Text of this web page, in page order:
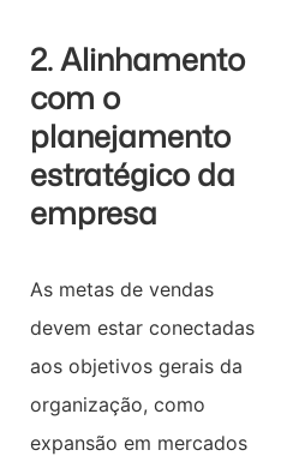
2. Alinhamento
com o
planejamento
estratégico da
empresa
As metas de vendas
devem estar conectadas
aos objetivos gerais da
organização, como
expansão em mercados